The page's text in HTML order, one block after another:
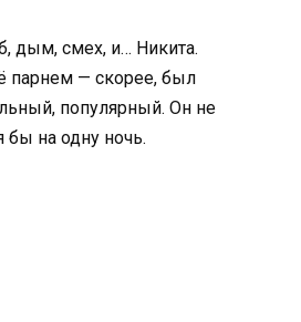
дым, смех, и… Никита.
парнем — скорее, был
популярный. Он не
бы на одну ночь.